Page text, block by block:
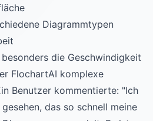
Diagrammtypen
die Geschwindigkeit
FlochartAI komplexe
Benutzer kommentierte: "Ich
das so schnell meine